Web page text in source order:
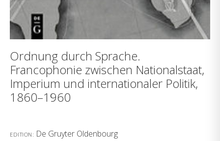
Ordnung durch Sprache.
Francophonie zwischen Nationalstaat,
Imperium und internationaler Politik,
1860–1960
EDITION: De Gruyter Oldenbourg